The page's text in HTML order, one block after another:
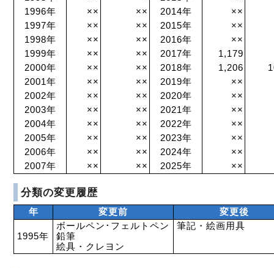
1996年
×× ×× 2014年
××
1997年
×× ×× 2015年
××
1998年
×× ×× 2016年
××
1999年
×× ×× 2017年
1,179
2000年
×× ×× 2018年 1,206
2001年
×× ×× 2019年
××
2002年
×× ×× 2020年
××
2003年
×× ×× 2021年
××
2004年
×× ×× 2022年
××
2005年
×× ×× 2023年
××
2006年
×× ×× 2024年
××
2007年
×× ×× 2025年 ××
分類の変更履歴
年 変更前 変更後
1995年
ボールペン･フェルトペン
鉛筆
絵具・クレヨン
筆記・絵画用具